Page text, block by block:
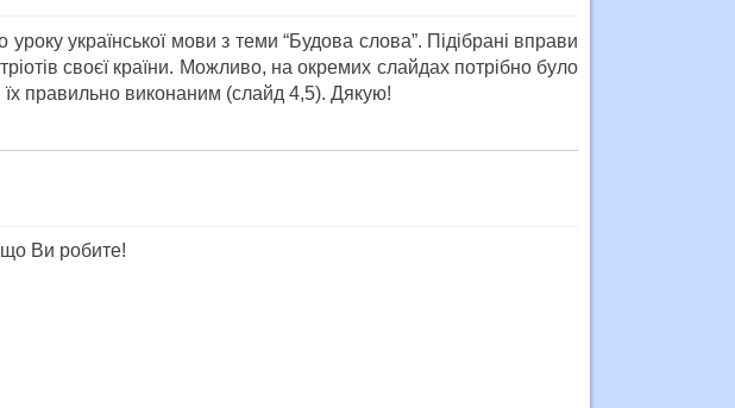
української мови з теми “Будова слова”. Підібрані вправи
своєї країни. Можливо, на окремих слайдах потрібно було
правильно виконаним (слайд 4,5). Дякую!
що Ви робите!